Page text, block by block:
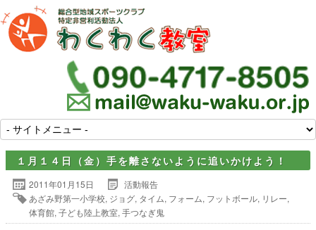
１月１４日（金）手を離さないように追いかけよう！
2011年01月15日
活動報告
あざみ野第一小学校, ジョグ, タイム, フォーム, フットボール, リレー,
体育館, 子ども陸上教室, 手つなぎ鬼